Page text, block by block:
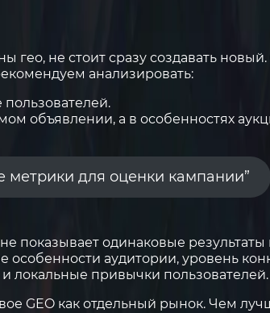
гео, не стоит сразу создавать
анализировать:
объявлении, а в особенностях
метрики для оценки кампании”
показывает одинаковые результаты
аудитории, уровень
локальные привычки пользователей.
GEO как отдельный рынок. Чем